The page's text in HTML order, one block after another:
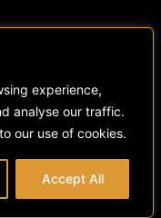
experience,
analyse our traffic.
our use of cookies.
Accept All